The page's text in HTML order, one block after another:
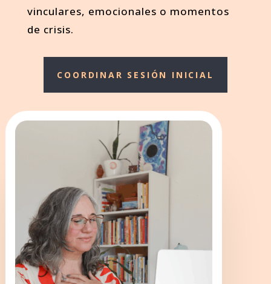
vinculares, emocionales o momentos
de crisis.
COORDINAR SESIÓN INICIAL